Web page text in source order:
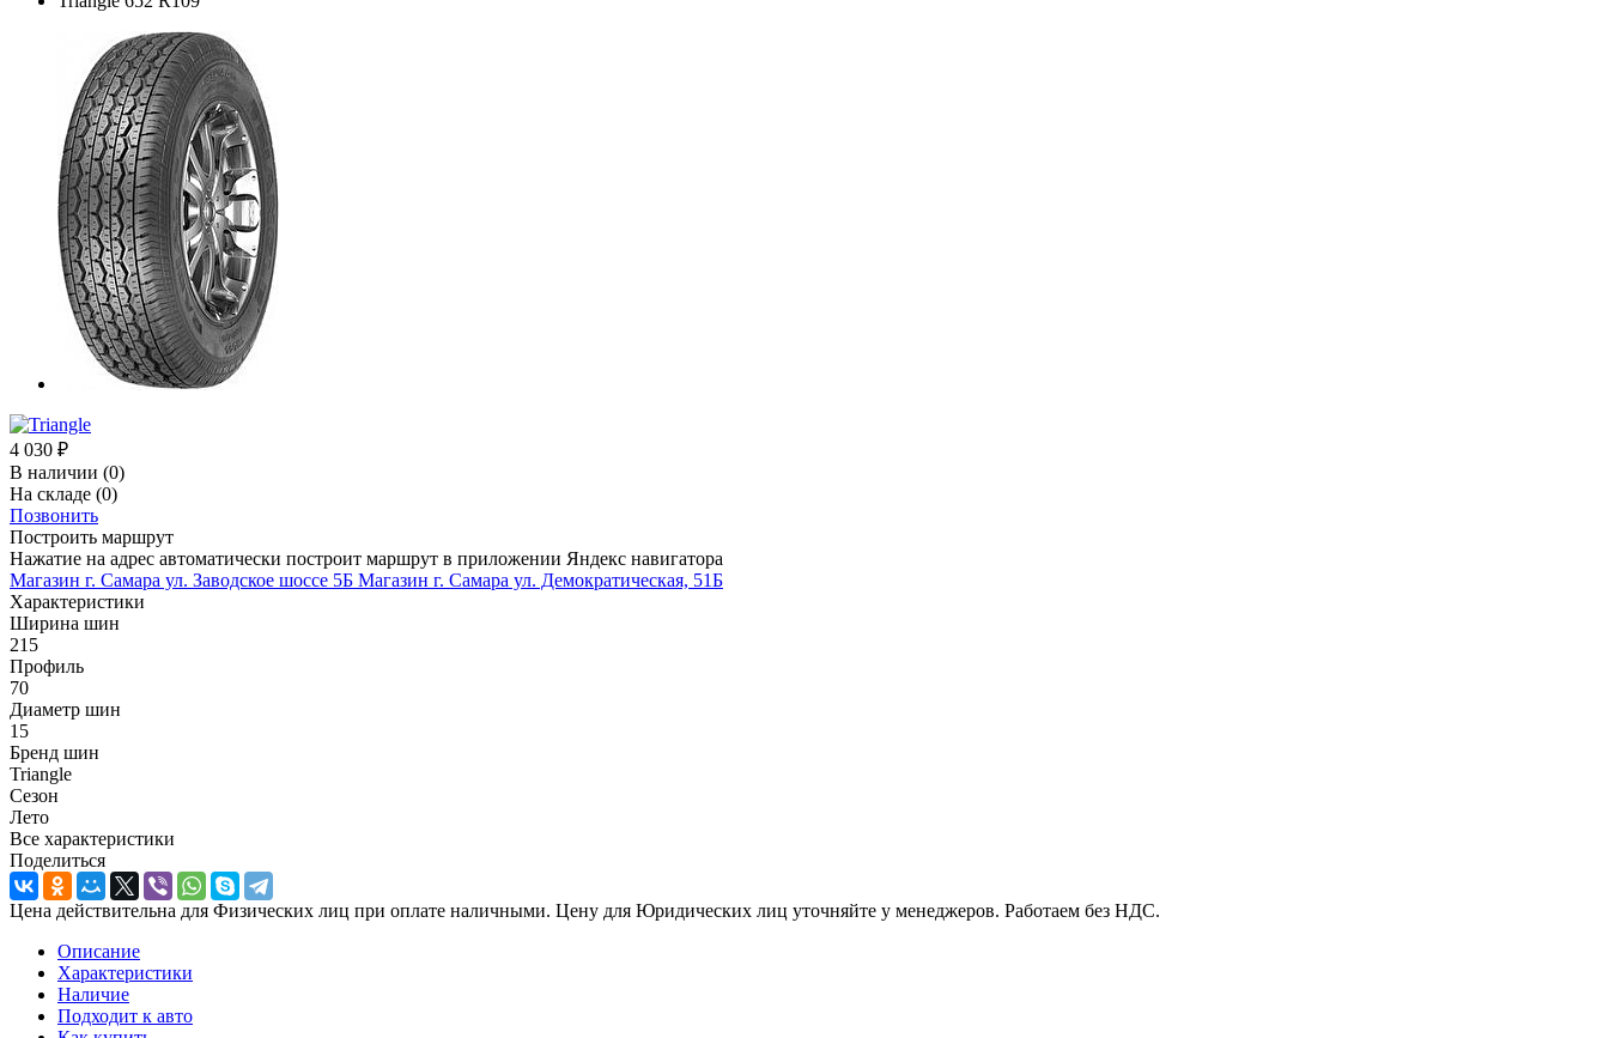
4 030 ₽
В наличии (0)
На складе (0)
Позвонить
Построить маршрут
Нажатие на адрес автоматически построит маршрут в приложении Яндекс навигатора
Магазин г. Самара ул. Заводское шоссе 5Б Магазин г. Самара ул. Демократическая, 51Б
Характеристики
Ширина шин
215
Профиль
70
Диаметр шин
15
Бренд шин
Triangle
Сезон
Лето
Все характеристики
Поделиться
Цена действительна для Физических лиц при оплате наличными. Цену для Юридических лиц уточняйте у менеджеров. Работаем без НДС.
Описание
Характеристики
Наличие
Подходит к авто